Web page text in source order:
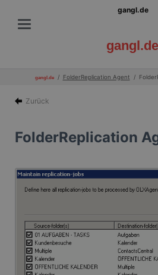
gangl.de
gangl.de
gangl.de FolderReplication Agent
Zurück
FolderReplication